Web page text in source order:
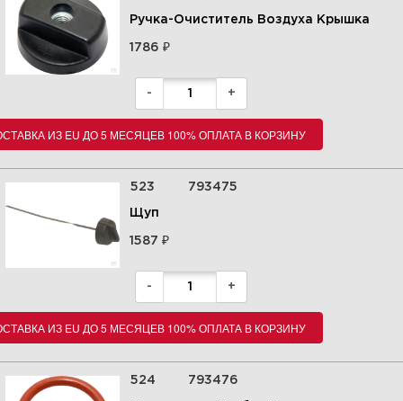
Ручка-Очиститель Воздуха Крышка
1786₽
- +
ИЗ EU ДО 5 МЕСЯЦЕВ 100% ОПЛАТА В КОРЗИНУ
523 793475
Щуп
1587₽
- +
ИЗ EU ДО 5 МЕСЯЦЕВ 100% ОПЛАТА В КОРЗИНУ
524 793476